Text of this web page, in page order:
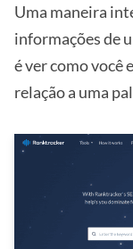
Uma maneira
informações de
é ver como você
relação a uma